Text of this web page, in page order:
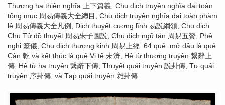
Thượng hạ thiên nghĩa 上下篇義, Chu dịch truyện nghĩa đại toàn
tổng mục 周易傳義大全總目, Chu dịch truyện nghĩa đại toàn phàm
lệ 周易傳義大全凡例, Dịch thuyết cương lĩnh 易説綱領, Chu dịch
Chu Tử đồ thuyết 周易朱子圖説, Chu dịch ngũ tán 周易五贊, Phệ
nghi 筮儀, Chu dịch thượng kinh 周易上經: 64 quẻ: mở đầu là quẻ
Càn 乾 và kết thúc là quẻ Vị tế 未濟, Hệ từ thượng truyện 繋辭上
傳, Hệ từ hạ truyện 繋辭下傳, Thuyết quái truyện 説卦傳, Tự quái
truyện 序卦傳, và Tạp quái truyện 雜卦傳.